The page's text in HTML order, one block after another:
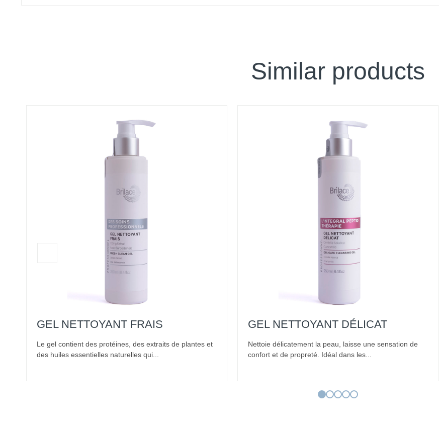
Similar products
GEL NETTOYANT FRAIS
Le gel contient des protéines, des extraits de plantes et
des huiles essentielles naturelles qui...
GEL NETTOYANT DÉLICAT
Nettoie délicatement la peau, laisse une sensation de
confort et de propreté. Idéal dans les...